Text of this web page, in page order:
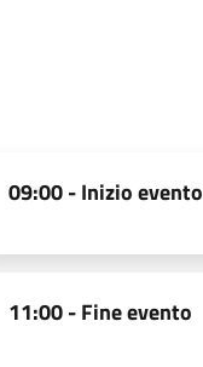
09:00 -Inizio evento
11:00 -Fine evento